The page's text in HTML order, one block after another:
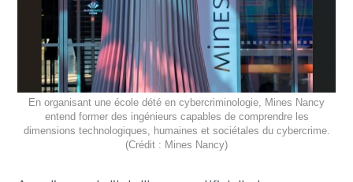
En organisant une école dété en cybercriminologie, Mines Nancy
entend former des ingénieurs capables de comprendre les
dimensions technologiques, humaines et sociétales du cybercrime.
(Crédit : Mines Nancy)